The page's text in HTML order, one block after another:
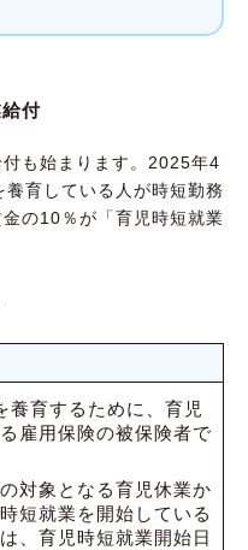
付
も始まります。2025年4
育している人が時短勤務
の10％が「育児時短就業
養育するために、育児
雇用保険の被保険者で
対象となる育児休業か
短就業を開始している
、育児時短就業開始日